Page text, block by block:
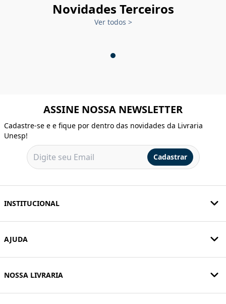
Novidades Terceiros
Ver todos >
ASSINE NOSSA NEWSLETTER
Cadastre-se e e fique por dentro das novidades da Livraria
Unesp!
Cadastrar
INSTITUCIONAL
AJUDA
NOSSA LIVRARIA